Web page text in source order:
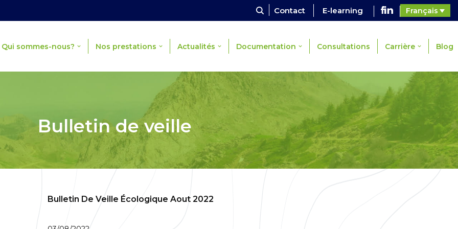
Contact E-learning Français
Qui sommes-nous? Nos prestations Actualités Documentation Consultations Carrière Blog
Bulletin de veille
Bulletin De Veille Écologique Aout 2022